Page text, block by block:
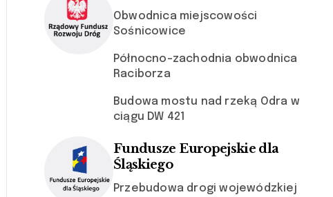
Obwodnica miejscowości
Sośnicowice
Północno-zachodnia obwodnica
Raciborza
Budowa mostu nad rzeką Odra w
ciągu DW 421
Fundusze Europejskie dla
Śląskiego
Przebudowa drogi wojewódzkiej